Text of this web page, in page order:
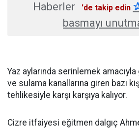
Haberler
'de takip edin
basmayı
Yaz aylarında serinlemek
ve sulama kanallarına giren bazı
tehlikesiyle karşı karşıya kalıyor.
Cizre itfaiyesi eğitmen dalgıç